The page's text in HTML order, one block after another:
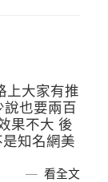
上大家有推
也要兩百
果不大 後
知名網美
看全文